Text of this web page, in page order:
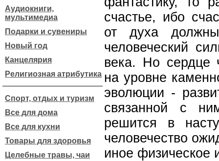
Аудиокниги,
мультимедиа
Подарки и сувениры
Новый год
Канцелярия
Религиозная атрибутика
Спорт, отдых и туризм
Все для дома
Все для кухни
Товары для здоровья
Целебные травы, чаи
счастье, ибо
от духа
человеческий
века. Но сердце
на уровне
эволюции -
связанной с
решится в
человечество
иное физическое